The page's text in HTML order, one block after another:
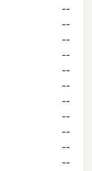
--
--
--
--
--
--
--
--
--
--
--